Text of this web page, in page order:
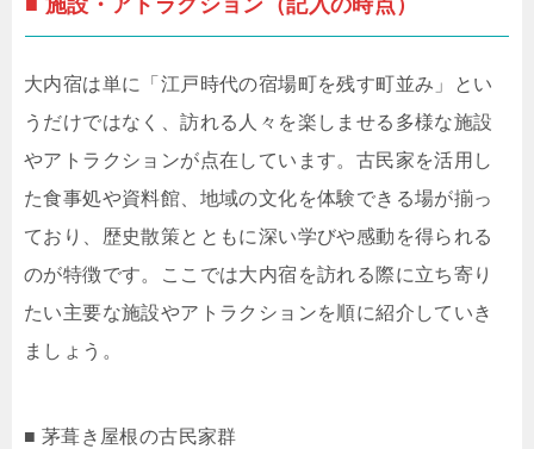
■ 施設・アトラクション（記入の時点）
大内宿は単に「江戸時代の宿場町を残す町並み」とい
うだけではなく、訪れる人々を楽しませる多様な施設
やアトラクションが点在しています。古民家を活用し
た食事処や資料館、地域の文化を体験できる場が揃っ
ており、歴史散策とともに深い学びや感動を得られる
のが特徴です。ここでは大内宿を訪れる際に立ち寄り
たい主要な施設やアトラクションを順に紹介していき
ましょう。
■ 茅葺き屋根の古民家群